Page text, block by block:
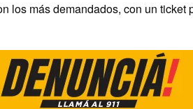
los más demandados, con un ticket